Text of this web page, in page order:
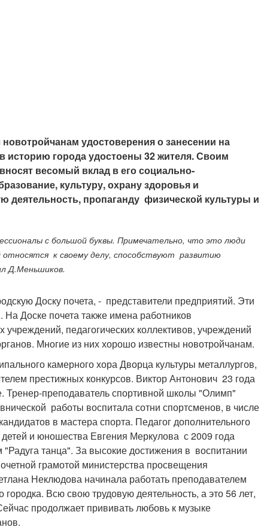
удостоверения о занесении на
историю города удостоены 32 жителя. Своим
весомый вклад в его социально-
культуру, охрану здоровья и
пропаганду физической культуры и
с большой буквы. Примечательно, что это люди
относятся к своему делу, способствуют развитию
Д.Меньшиков.
Доску почета, - представители предприятий. Эти
На Доске почета также имена работников
педагогических коллективов, учреждений
Многие из них хорошо известны новотройчанам.
камерного хора Дворца культуры металлургов,
престижных конкурсов. Виктор Антонович 23 года
Тренер-преподаватель спортивной школы "Олимп"
работы воспитала сотни спортсменов, в числе
в мастера спорта. Педагог дополнительного
и юношества Евгения Меркулова с 2009 года
"Радуга танца". За высокие достижения в воспитании
грамотой министерства просвещения
Неклюдова начинала работать преподавателем
Всю свою трудовую деятельность, а это 56 лет,
продолжает прививать любовь к музыке